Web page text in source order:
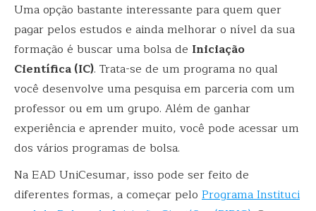
Uma opção bastante interessante para quem quer
pagar pelos estudos e ainda melhorar o nível da sua
formação é buscar uma bolsa de Iniciação
Científica (IC). Trata-se de um programa no qual
você desenvolve uma pesquisa em parceria com um
professor ou em um grupo. Além de ganhar
experiência e aprender muito, você pode acessar um
dos vários programas de bolsa.
Na EAD UniCesumar, isso pode ser feito de
diferentes formas, a começar pelo Programa Instituci